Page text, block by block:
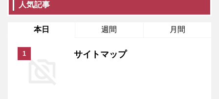
人気記事
本日 週間 月間
サイトマップ